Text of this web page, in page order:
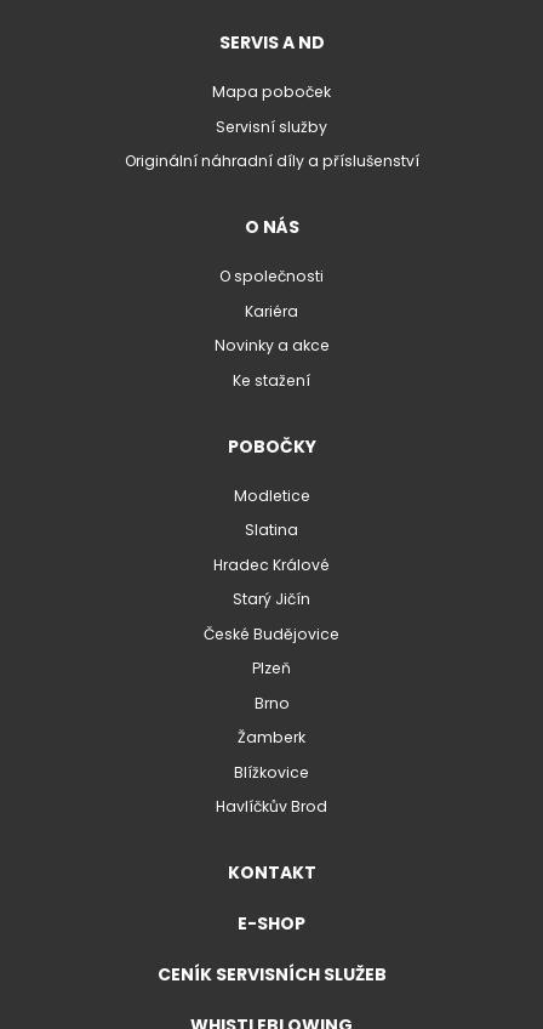
SERVIS A ND
Mapa poboček
Servisní služby
Originální náhradní díly a příslušenství
O NÁS
O společnosti
Kariéra
Novinky a akce
Ke stažení
POBOČKY
Modletice
Slatina
Hradec Králové
Starý Jičín
České Budějovice
Plzeň
Brno
Žamberk
Blížkovice
Havlíčkův Brod
KONTAKT
E-SHOP
CENÍK SERVISNÍCH SLUŽEB